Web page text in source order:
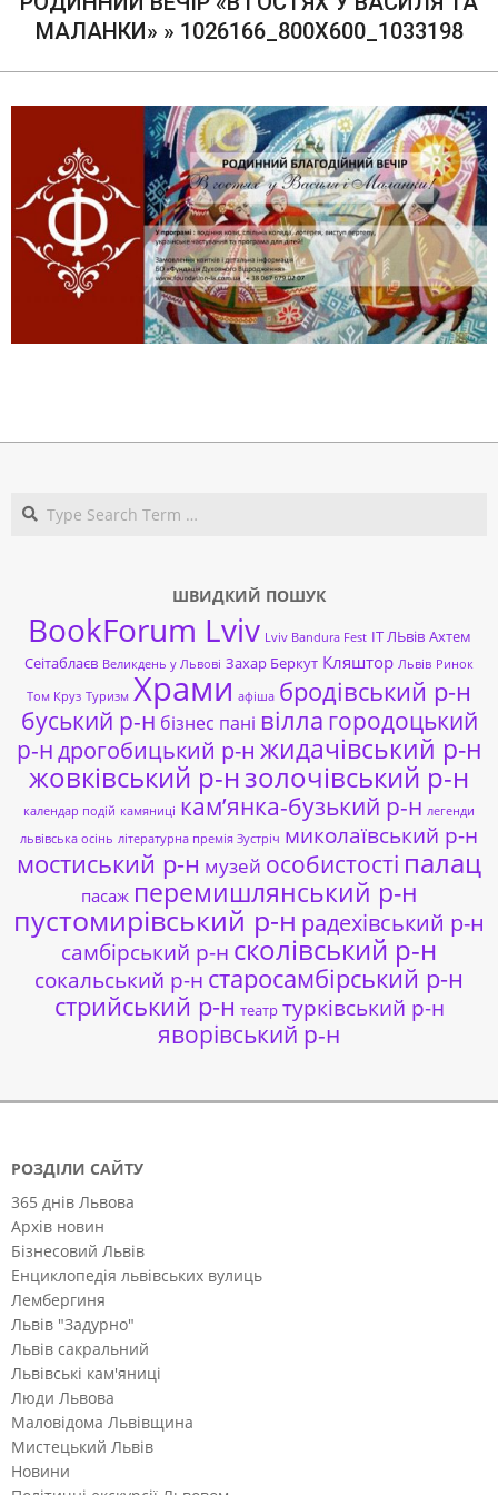
МАЛАНКИ» » 1026166_800X600_1033198
12-
ШВИДКИЙ ПОШУК
BookForum Lviv Lviv Bandura Fest ІТ ЛЬвів Ахтем
Сеітаблаєв Великдень у Львові Захар Беркут Кляштор Львів Ринок
Том Круз Туризм Храми афіша бродівський р-н
буський р-н бізнес пані вілла городоцький
р-ндрогобицький р-н жидачівський р-н
жовківський р-нзолочівський р-н
календар подій камяниці кам’янка-бузький р-н легенди
львівська осінь літературна премія Зустріч миколаївський р-н
мостиський р-н музей особистості палац
пасаж перемишлянський р-н
пустомирівський р-н радехівський р-н
самбірський р-н сколівський р-н
сокальський р-н старосамбірський р-н
стрийський р-н театр турківський р-н
яворівський р-н
РОЗДІЛИ САЙТУ
365 днів Львова
Архів новин
Бізнесовий Львів
Енциклопедія львівських вулиць
Лембергиня
Львів "Задурно"
Львів сакральний
Львівські кам'яниці
Люди Львова
Маловідома Львівщина
Мистецький Львів
Новини